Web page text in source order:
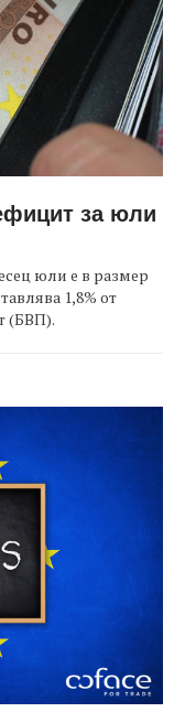
за юли
юли е в размер
1,8% от
(БВП).